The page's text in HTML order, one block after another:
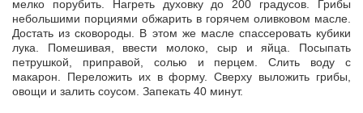
мелко порубить. Нагреть духовку до 200 градусов. Грибы
небольшими порциями обжарить в горячем оливковом масле.
Достать из сковороды. В этом же масле спассеровать кубики
лука. Помешивая, ввести молоко, сыр и яйца. Посыпать
петрушкой, приправой, солью и перцем. Слить воду с
макарон. Переложить их в форму. Сверху выложить грибы,
овощи и залить соусом. Запекать 40 минут.